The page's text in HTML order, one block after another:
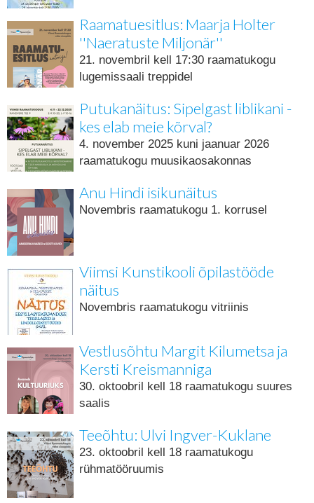
Raamatuesitlus: Maarja Holter
''Naeratuste Miljonär''
21. novembril kell 17:30 raamatukogu
lugemissaali treppidel
Putukanäitus: Sipelgast liblikani -
kes elab meie kõrval?
4. november 2025 kuni jaanuar 2026
raamatukogu muusikaosakonnas
Anu Hindi isikunäitus
Novembris raamatukogu 1. korrusel
Viimsi Kunstikooli õpilastööde
näitus
Novembris raamatukogu vitriinis
Vestlusõhtu Margit Kilumetsa ja
Kersti Kreismanniga
30. oktoobril kell 18 raamatukogu suures
saalis
Teeõhtu: Ulvi Ingver-Kuklane
23. oktoobril kell 18 raamatukogu
rühmatööruumis